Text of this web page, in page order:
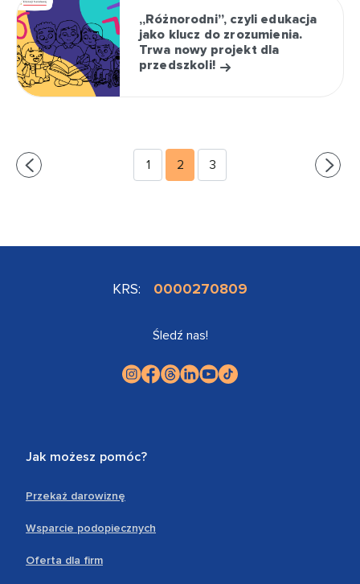
„Różnorodni”, czyli edukacja
jako klucz do zrozumienia.
Trwa nowy projekt dla
przedszkoli!
1 2 3
KRS: 0000270809
Śledź nas!
Jak możesz pomóc?
Przekaż darowiznę
Wsparcie podopiecznych
Oferta dla firm